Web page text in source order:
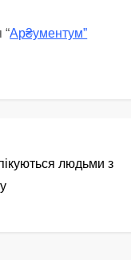
“Ар₴ументум”
людьми з